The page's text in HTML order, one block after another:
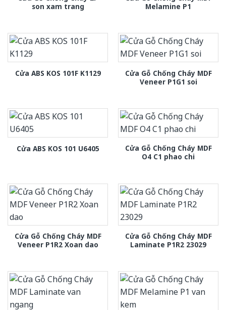
son xam trang
Melamine P1
Cửa ABS KOS 101F K1129
Cửa Gỗ Chống Cháy MDF
Veneer P1G1 soi
Cửa ABS KOS 101 U6405
Cửa Gỗ Chống Cháy MDF
O4 C1 phao chi
Cửa Gỗ Chống Cháy MDF
Veneer P1R2 Xoan dao
Cửa Gỗ Chống Cháy MDF
Laminate P1R2 23029